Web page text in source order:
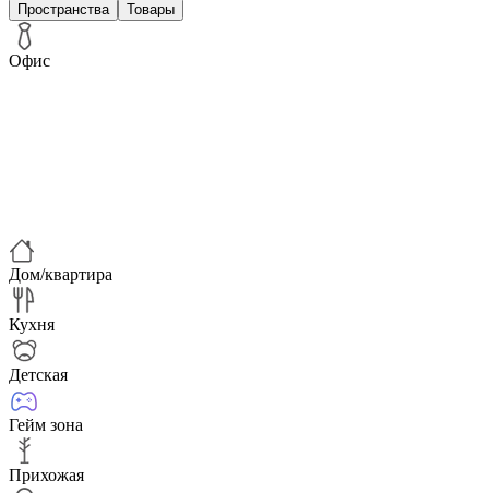
Пространства Товары
Офис
Дом/квартира
Кухня
Детская
Гейм зона
Прихожая